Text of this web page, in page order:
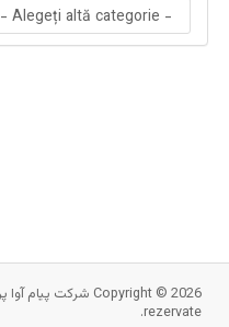
rezervate.